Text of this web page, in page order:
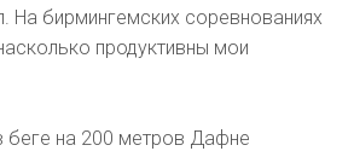
На бирмингемских соревнованиях
продуктивны мои
беге на 200 метров Дафне